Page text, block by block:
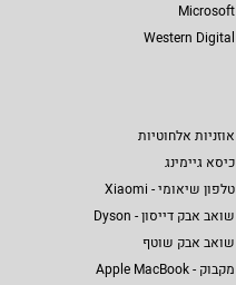
Microsoft
Western Digital
אוזניות אלחוטיות
כיסא גיימינג
טלפון שיאומי - Xiaomi
שואב אבק דייסון - Dyson
שואב אבק שוטף
מקבוק - Apple MacBook